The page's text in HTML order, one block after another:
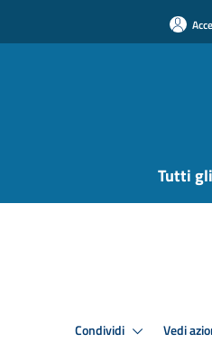
Tutti
Condividi Vedi